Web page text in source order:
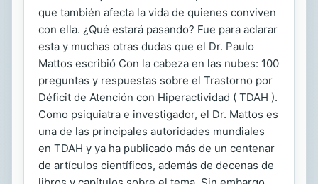
que también afecta la vida de quienes conviven
con ella. ¿Qué estará pasando? Fue para aclarar
esta y muchas otras dudas que el Dr. Paulo
Mattos escribió Con la cabeza en las nubes: 100
preguntas y respuestas sobre el Trastorno por
Déficit de Atención con Hiperactividad ( TDAH ).
Como psiquiatra e investigador, el Dr. Mattos es
una de las principales autoridades mundiales
en TDAH y ya ha publicado más de un centenar
de artículos científicos, además de decenas de